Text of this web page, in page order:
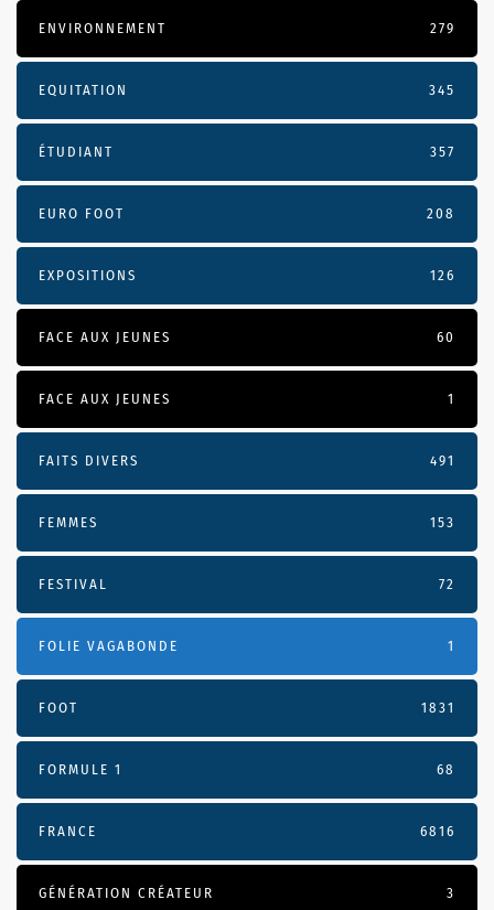
ENVIRONNEMENT 279
EQUITATION 345
ÉTUDIANT 357
EURO FOOT 208
EXPOSITIONS 126
FACE AUX JEUNES 60
FACE AUX JEUNES 1
FAITS DIVERS 491
FEMMES 153
FESTIVAL 72
FOLIE VAGABONDE 1
FOOT 1831
FORMULE 1 68
FRANCE 6816
GÉNÉRATION CRÉATEUR 3